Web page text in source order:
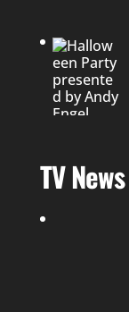
TV News